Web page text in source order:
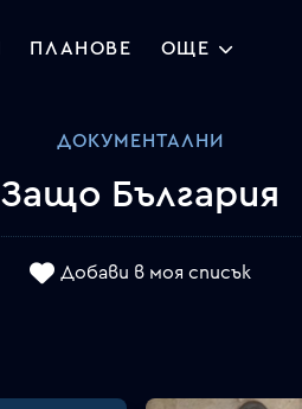
ПЛАНОВЕ ОЩЕ
ДОКУМЕНТАЛНИ
Защо България
Добави в моя списък